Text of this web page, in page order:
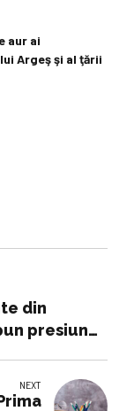
aur ai
Argeş şi al ţării
din
presiune
NEXT